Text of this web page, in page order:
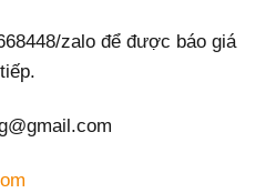
zalo để được báo giá